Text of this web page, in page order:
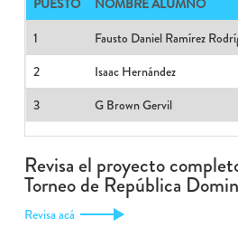
1
Fausto Daniel Ramírez
2
Isaac Hernández
3
G Brown Gervil
Revisa el proyecto
Torneo de República
Revisa acá